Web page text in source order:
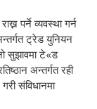
पर्ने व्यवस्था गर्न
ट्रेड युनियन
सुझावमा टे«ड
अन्तर्गत रही
संविधानमा